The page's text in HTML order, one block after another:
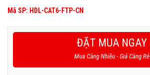
Mã SP: HDL-CAT6-FTP-CN
ĐẶT MUA NGAY
Mua Càng Nhiều - Giá Càng Rẻ